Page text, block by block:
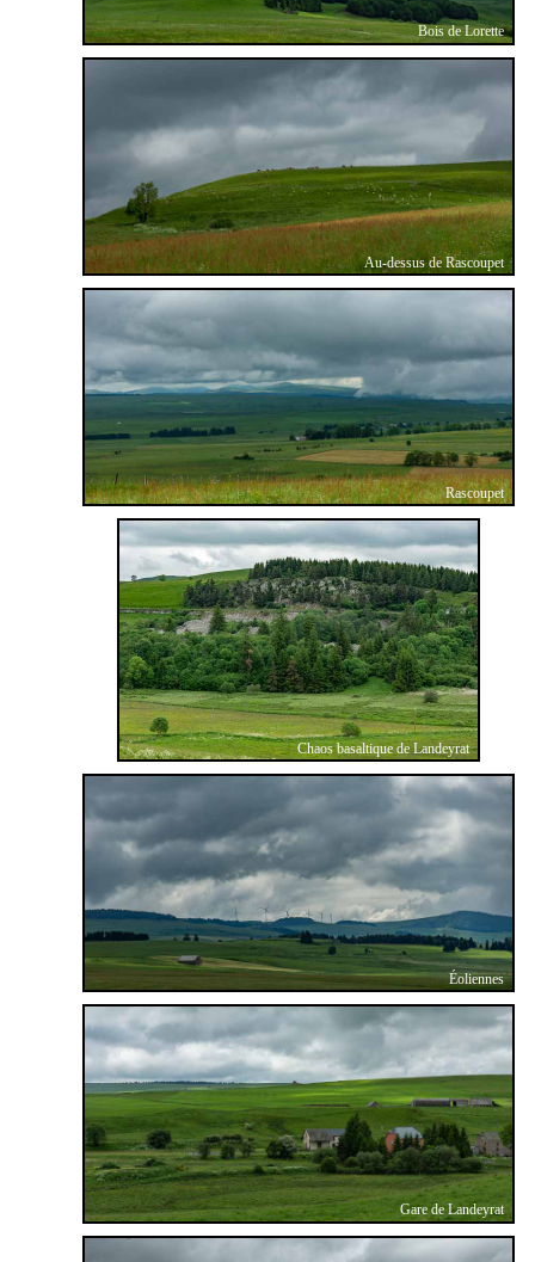
Bois de Lorette
Au-dessus de Rascoupet
Rascoupet
Chaos basaltique de Landeyrat
Éoliennes
Gare de Landeyrat